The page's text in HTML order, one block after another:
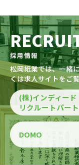
採用情報
松岡紙業では、一緒
くは求人サイトをご
(株)インディード
リクルートパー
DOMO